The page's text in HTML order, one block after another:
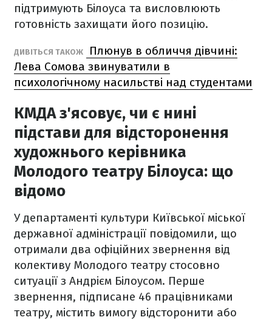
підтримують Білоуса та висловлюють
готовність захищати його позицію.
ДИВІТЬСЯ ТАКОЖ
Плюнув в обличчя дівчині:
Лева Сомова звинуватили в
психологічному насильстві над студентами
КМДА з'ясовує, чи є нині
підстави для відсторонення
художнього керівника
Молодого театру Білоуса: що
відомо
У департаменті культури Київської міської
державної адміністрації повідомили, що
отримали два офіційних звернення від
колективу Молодого театру стосовно
ситуації з Андрієм Білоусом. Перше
звернення, підписане 46 працівниками
театру, містить вимогу відсторонити або